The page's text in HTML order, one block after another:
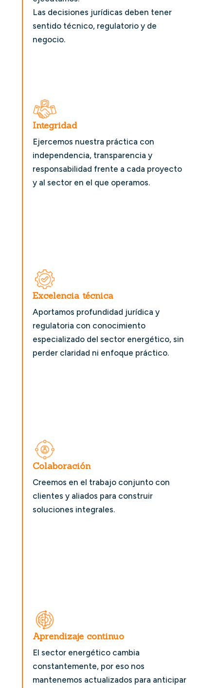
Las decisiones jurídicas deben tener
sentido técnico, regulatorio y de
negocio.
Integridad
Ejercemos nuestra práctica con
independencia, transparencia y
responsabilidad frente a cada proyecto
y al sector en el que operamos.
Excelencia técnica
Aportamos profundidad jurídica y
regulatoria con conocimiento
especializado del sector energético, sin
perder claridad ni enfoque práctico.
Colaboración
Creemos en el trabajo conjunto con
clientes y aliados para construir
soluciones integrales.
Aprendizaje continuo
El sector energético cambia
constantemente, por eso nos
mantenemos actualizados para anticipar